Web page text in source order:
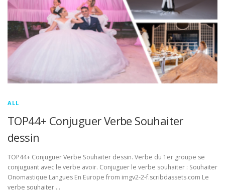
ALL
TOP44+ Conjuguer Verbe Souhaiter
dessin
TOP44+ Conjuguer Verbe Souhaiter dessin. Verbe du 1er groupe se
conjuguant avec le verbe avoir. Conjuguer le verbe souhaiter : Souhaiter
Onomastique Langues En Europe from imgv2-2-f.scribdassets.com Le
verbe souhaiter …